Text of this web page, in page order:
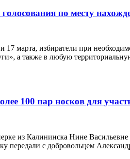
по месту
марта, избиратели при
а также в любую
100 пар носков для
из Калининска Нине
передали с добровольцем